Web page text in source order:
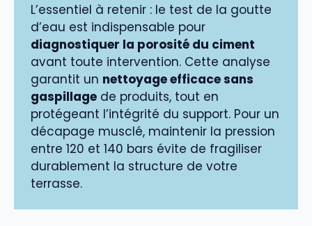
L’essentiel à retenir : le test de la goutte
d’eau est indispensable pour
diagnostiquer la porosité du ciment
avant toute intervention. Cette analyse
garantit un nettoyage efficace sans
gaspillage de produits, tout en
protégeant l’intégrité du support. Pour un
décapage musclé, maintenir la pression
entre 120 et 140 bars évite de fragiliser
durablement la structure de votre
terrasse.